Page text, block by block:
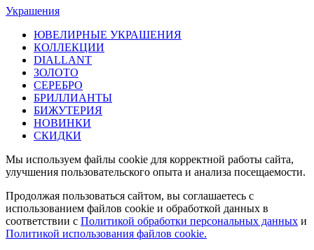
Украшения
ЮВЕЛИРНЫЕ УКРАШЕНИЯ
КОЛЛЕКЦИИ
DIALLANT
ЗОЛОТО
СЕРЕБРО
БРИЛЛИАНТЫ
БИЖУТЕРИЯ
НОВИНКИ
СКИДКИ
Мы используем файлы cookie для корректной работы сайта,
улучшения пользовательского опыта и анализа посещаемости.
Продолжая пользоваться сайтом, вы соглашаетесь с
использованием файлов cookie и обработкой данных в
соответствии с Политикой обработки персональных данных и
Политикой использования файлов cookie.